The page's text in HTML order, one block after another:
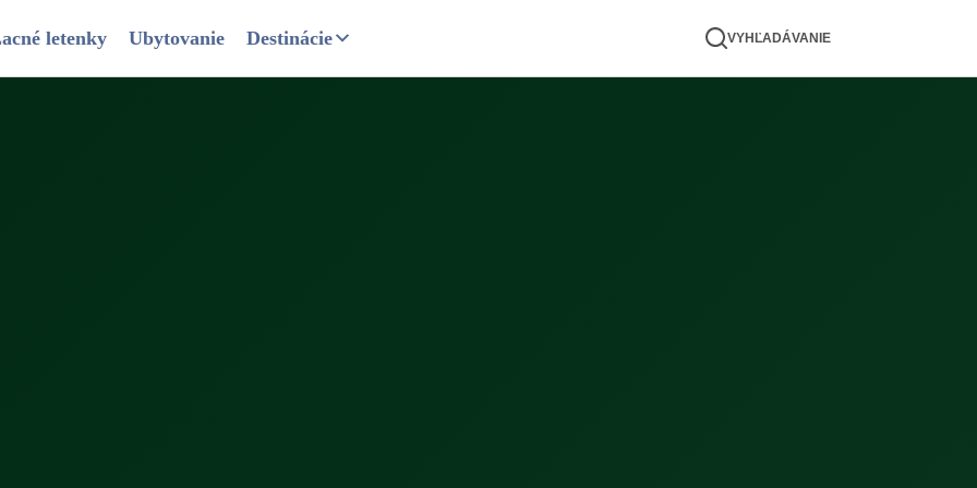
letenky Ubytovanie Destinácie VYHĽADÁVANIE